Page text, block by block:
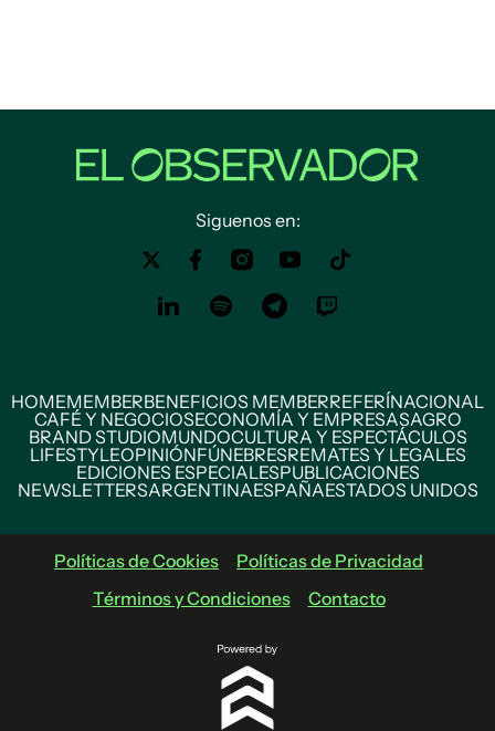
Siguenos en:
HOMEMEMBERBENEFICIOS MEMBERREFERÍNACIONAL
CAFÉ Y NEGOCIOSECONOMÍA Y EMPRESASAGRO
BRAND STUDIOMUNDOCULTURA Y ESPECTÁCULOS
LIFESTYLEOPINIÓNFÚNEBRESREMATES Y LEGALES
EDICIONES ESPECIALESPUBLICACIONES
NEWSLETTERSARGENTINAESPAÑAESTADOS UNIDOS
Políticas de Cookies
Políticas de Privacidad
Términos y Condiciones
Contacto